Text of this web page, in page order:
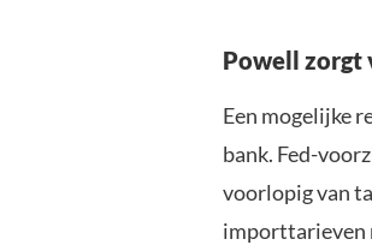
Powell
Een mogelijke
bank. Fed-
voorlopig van
importtarieven